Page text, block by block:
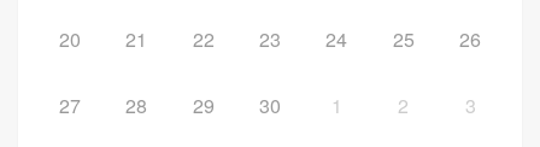
20 21 22 23 24 25 26
27 28 29 30 1 2 3